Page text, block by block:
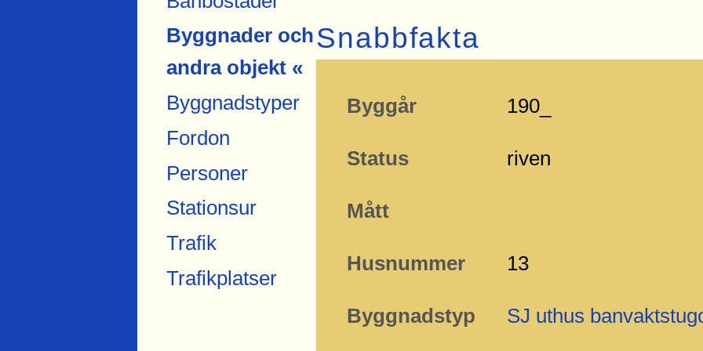
Byggnader och
andra objekt «
Byggnadstyper
Fordon
Personer
Stationsur
Trafik
Trafikplatser
Snabbfakta
Byggår 190_
Status riven
Mått
Husnummer 13
Byggnadstyp SJ uthus